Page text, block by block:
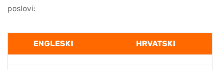
poslovi:
ENGLESKI HRVATSKI